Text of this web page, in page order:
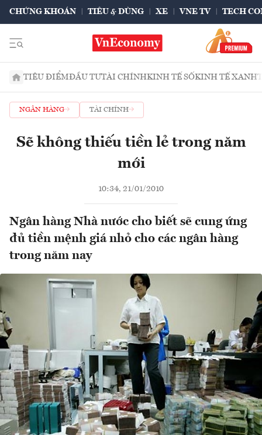
CHỨNG KHOÁN TIÊU & DÙNG XE VNE TV TECH
TIÊU ĐIỂMĐẦU TƯTÀI CHÍNHKINH TẾ SỐKINH TẾ XANH
NGÂN HÀNG TÀI CHÍNH
Sẽ không thiếu tiền lẻ trong năm
mới
10:34, 21/01/2010
Ngân hàng Nhà nước cho biết sẽ cung ứng
đủ tiền mệnh giá nhỏ cho các ngân hàng
trong năm nay